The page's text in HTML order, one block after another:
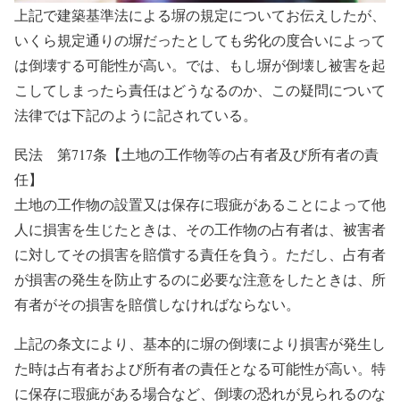
上記で建築基準法による塀の規定についてお伝えしたが、
いくら規定通りの塀だったとしても劣化の度合いによって
は倒壊する可能性が高い。では、もし塀が倒壊し被害を起
こしてしまったら責任はどうなるのか、この疑問について
法律では下記のように記されている。
民法 第717条【土地の工作物等の占有者及び所有者の責
任】
土地の工作物の設置又は保存に瑕疵があることによって他
人に損害を生じたときは、その工作物の占有者は、被害者
に対してその損害を賠償する責任を負う。ただし、占有者
が損害の発生を防止するのに必要な注意をしたときは、所
有者がその損害を賠償しなければならない。
上記の条文により、基本的に塀の倒壊により損害が発生し
た時は占有者および所有者の責任となる可能性が高い。特
に保存に瑕疵がある場合など、倒壊の恐れが見られるのな